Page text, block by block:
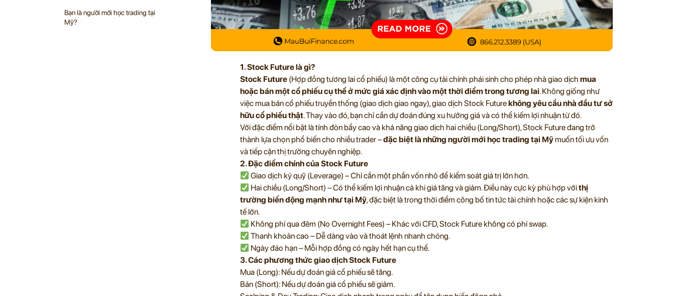
Bạn là người mới học trading tại
Mỹ?
1. Stock Future là gì?
Stock Future (Hợp đồng tương lai cổ phiếu) là một công cụ tài chính phái sinh cho phép nhà giao dịch mua
hoặc bán một cổ phiếu cụ thể ở mức giá xác định vào một thời điểm trong tương lai. Không giống như
việc mua bán cổ phiếu truyền thống (giao dịch giao ngay), giao dịch Stock Futurekhông yêu cầu nhà đầu tư sở
hữu cổ phiếu thật. Thay vào đó, bạn chỉ cần dự đoán đúng xu hướng giá và có thể kiếm lợi nhuận từ đó.
Với đặc điểm nổi bật là tính đòn bẩy cao và khả năng giao dịch hai chiều (Long/Short), Stock Future đang trở
thành lựa chọn phổ biến cho nhiều trader –đặc biệt là những người mới học trading tại Mỹmuốn tối ưu vốn
và tiếp cận thị trường chuyên nghiệp.
2. Đặc điểm chính của Stock Future
Giao dịch ký quỹ (Leverage) – Chỉ cần một phần vốn nhỏ để kiểm soát giá trị lớn hơn.
Hai chiều (Long/Short) – Có thể kiếm lợi nhuận cả khi giá tăng và giảm. Điều này cực kỳ phù hợp vớithị
trường biến động mạnh như tại Mỹ, đặc biệt là trong thời điểm công bố tin tức tài chính hoặc các sự kiện kinh
tế lớn.
Không phí qua đêm (No Overnight Fees) – Khác với CFD, Stock Future không có phí swap.
Thanh khoản cao – Dễ dàng vào và thoát lệnh nhanh chóng.
Ngày đáo hạn – Mỗi hợp đồng có ngày hết hạn cụ thể.
3. Các phương thức giao dịch Stock Future
Mua (Long): Nếu dự đoán giá cổ phiếu sẽ tăng.
Bán (Short): Nếu dự đoán giá cổ phiếu sẽ giảm.